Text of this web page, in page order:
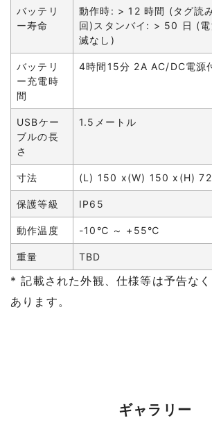
バッテリ
ー寿命
動作時: > 12 時間 (タグ読
回)スタンバイ: > 50 日 (電
滅なし)
バッテリ
ー充電時
間
4時間15分 2A AC/DC電源
USBケー
ブルの長
さ
1.5メートル
寸法 (L) 150 x(W) 150 x(H) 72
保護等級 IP65
動作温度 -10℃ ～ +55℃
重量 TBD
* 記載された外観、仕様等は予告な
あります。
ギャラリー